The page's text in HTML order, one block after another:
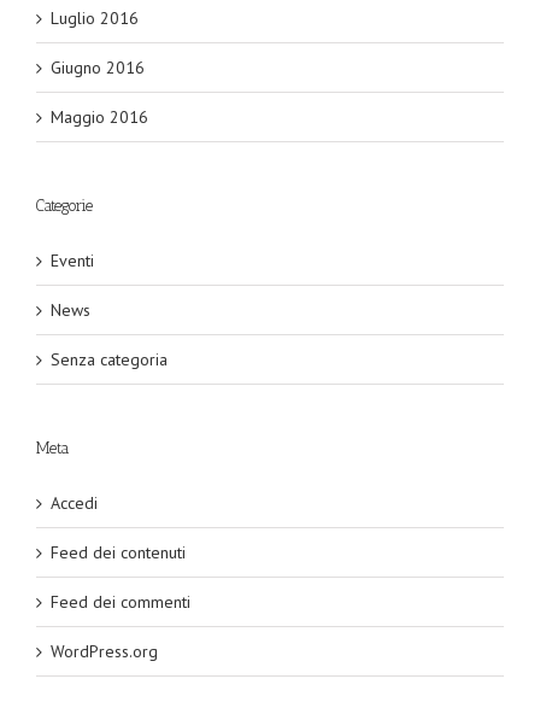
Luglio 2016
Giugno 2016
Maggio 2016
Categorie
Eventi
News
Senza categoria
Meta
Accedi
Feed dei contenuti
Feed dei commenti
WordPress.org